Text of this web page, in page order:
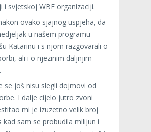
i svjetskoj WBF organizaciji.
ovako sjajnog uspjeha, da
u našem programu
Katarinu i s njom razgovarali o
ali i o njezinim daljnjim
se još nisu slegli dojmovi od
I dalje cijelo jutro zvoni
mi je izuzetno velik broj
kad sam se probudila milijun i